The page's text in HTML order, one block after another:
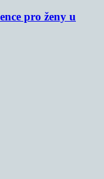
pro ženy u